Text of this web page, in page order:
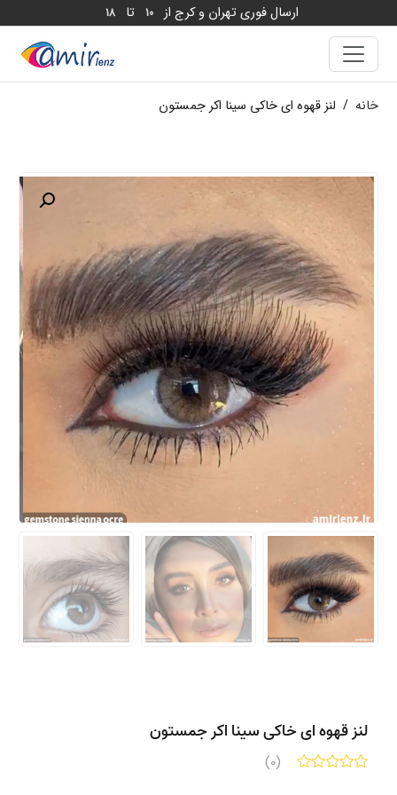
ارسال فوری تهران و کرج از 10 تا 18
خانه / لنز قهوه ای خاکی سینا اکر جمستون
لنز قهوه ای خاکی سینا اکر جمستون
(0)